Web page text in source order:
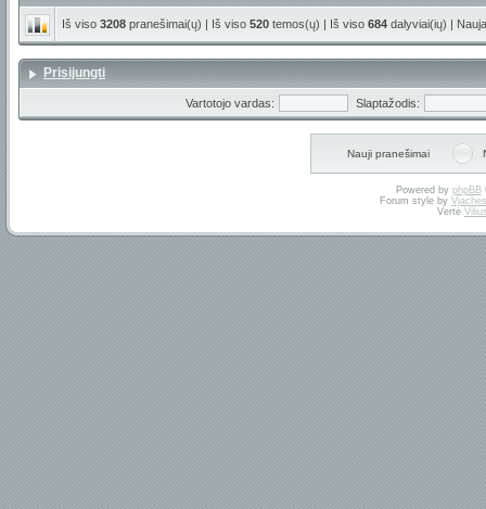
Iš viso 3208 pranešimai(ų) | Iš viso 520 temos(ų) | Iš viso 684 dalyviai(ių) |
Prisijungti
Vartotojo vardas: Slaptažodis:
Nauji pranešimai
Powered by phpBB
Forum style by
Vertė